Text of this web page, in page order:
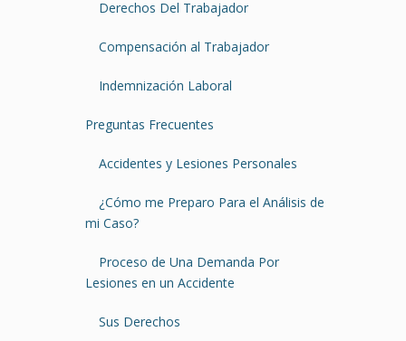
Derechos Del Trabajador
Compensación al Trabajador
Indemnización Laboral
Preguntas Frecuentes
Accidentes y Lesiones Personales
¿Cómo me Preparo Para el Análisis de
mi Caso?
Proceso de Una Demanda Por
Lesiones en un Accidente
Sus Derechos